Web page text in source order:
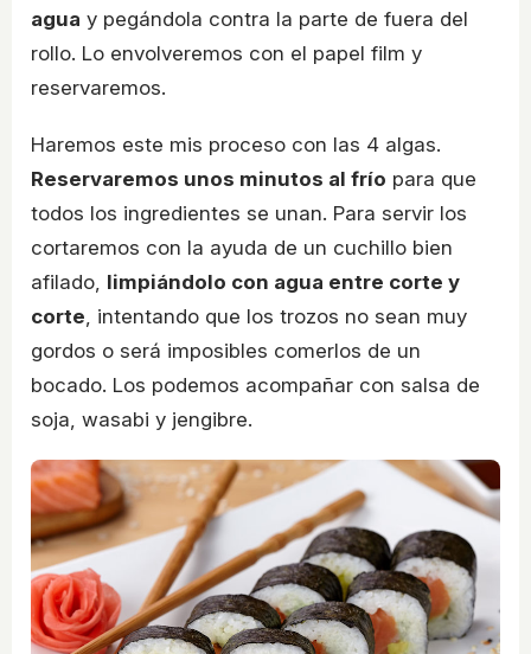
agua y pegándola contra la parte de fuera del
rollo. Lo envolveremos con el papel film y
reservaremos.
Haremos este mis proceso con las 4 algas.
Reservaremos unos minutos al frío para que
todos los ingredientes se unan. Para servir los
cortaremos con la ayuda de un cuchillo bien
afilado, limpiándolo con agua entre corte y
corte, intentando que los trozos no sean muy
gordos o será imposibles comerlos de un
bocado. Los podemos acompañar con salsa de
soja, wasabi y jengibre.